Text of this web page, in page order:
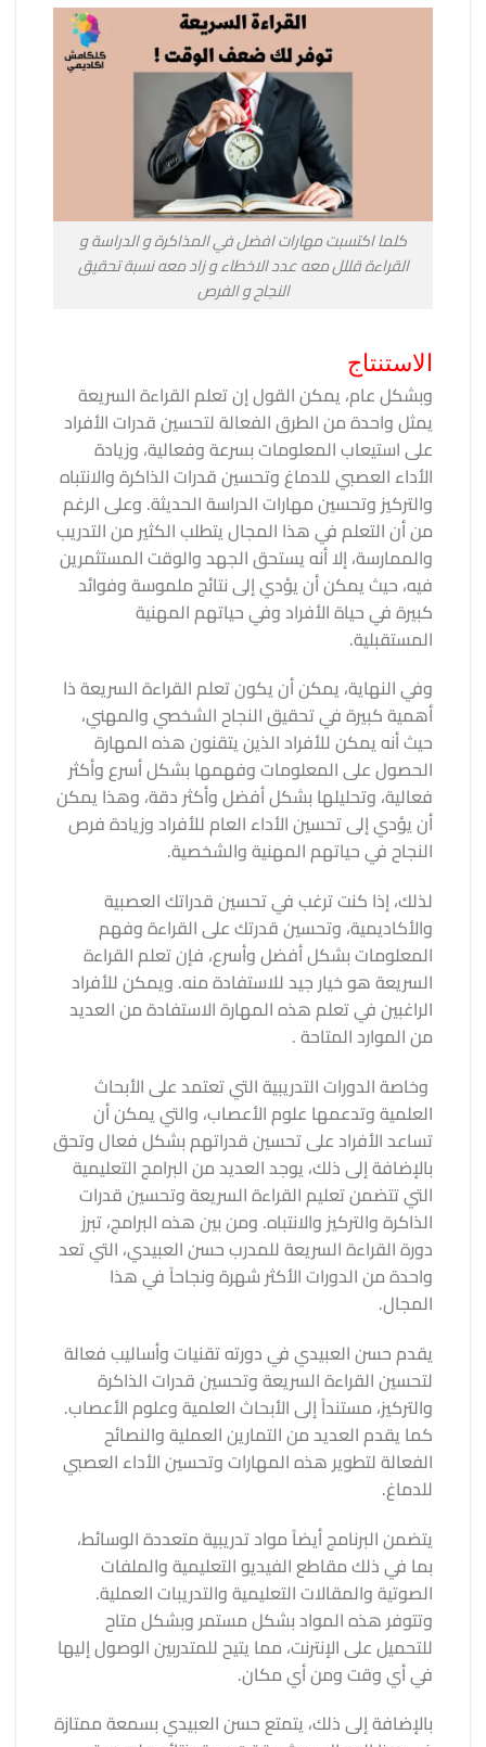
كلما اكتسبت مهارات افضل في المذاكرة و الدراسة و
القراءة قللل معه عدد الاخطاء و زاد معه نسبة تحقيق
النجاح و الفرص
الاستنتاج
وبشكل عام، يمكن القول إن تعلم القراءة السريعة
يمثل واحدة من الطرق الفعالة لتحسين قدرات الأفراد
على استيعاب المعلومات بسرعة وفعالية، وزيادة
الأداء العصبي للدماغ وتحسين قدرات الذاكرة والانتباه
والتركيز وتحسين مهارات الدراسة الحديثة. وعلى الرغم
من أن التعلم في هذا المجال يتطلب الكثير من التدريب
والممارسة، إلا أنه يستحق الجهد والوقت المستثمرين
فيه، حيث يمكن أن يؤدي إلى نتائج ملموسة وفوائد
كبيرة في حياة الأفراد وفي حياتهم المهنية
المستقبلية.
وفي النهاية، يمكن أن يكون تعلم القراءة السريعة ذا
أهمية كبيرة في تحقيق النجاح الشخصي والمهني،
حيث أنه يمكن للأفراد الذين يتقنون هذه المهارة
الحصول على المعلومات وفهمها بشكل أسرع وأكثر
فعالية، وتحليلها بشكل أفضل وأكثر دقة، وهذا يمكن
أن يؤدي إلى تحسين الأداء العام للأفراد وزيادة فرص
النجاح في حياتهم المهنية والشخصية.
لذلك، إذا كنت ترغب في تحسين قدراتك العصبية
والأكاديمية، وتحسين قدرتك على القراءة وفهم
المعلومات بشكل أفضل وأسرع، فإن تعلم القراءة
السريعة هو خيار جيد للاستفادة منه. ويمكن للأفراد
الراغبين في تعلم هذه المهارة الاستفادة من العديد
من الموارد المتاحة .
وخاصة الدورات التدريبية التي تعتمد على الأبحاث
العلمية وتدعمها علوم الأعصاب، والتي يمكن أن
تساعد الأفراد على تحسين قدراتهم بشكل فعال وتحق
بالإضافة إلى ذلك، يوجد العديد من البرامج التعليمية
التي تتضمن تعليم القراءة السريعة وتحسين قدرات
الذاكرة والتركيز والانتباه. ومن بين هذه البرامج، تبرز
دورة القراءة السريعة للمدرب حسن العبيدي، التي تعد
واحدة من الدورات الأكثر شهرة ونجاحاً في هذا
المجال.
يقدم حسن العبيدي في دورته تقنيات وأساليب فعالة
لتحسين القراءة السريعة وتحسين قدرات الذاكرة
والتركيز، مستنداً إلى الأبحاث العلمية وعلوم الأعصاب.
كما يقدم العديد من التمارين العملية والنصائح
الفعالة لتطوير هذه المهارات وتحسين الأداء العصبي
للدماغ.
يتضمن البرنامج أيضاً مواد تدريبية متعددة الوسائط،
بما في ذلك مقاطع الفيديو التعليمية والملفات
الصوتية والمقالات التعليمية والتدريبات العملية.
وتتوفر هذه المواد بشكل مستمر وبشكل متاح
للتحميل على الإنترنت، مما يتيح للمتدربين الوصول إليها
في أي وقت ومن أي مكان.
بالإضافة إلى ذلك، يتمتع حسن العبيدي بسمعة ممتازة